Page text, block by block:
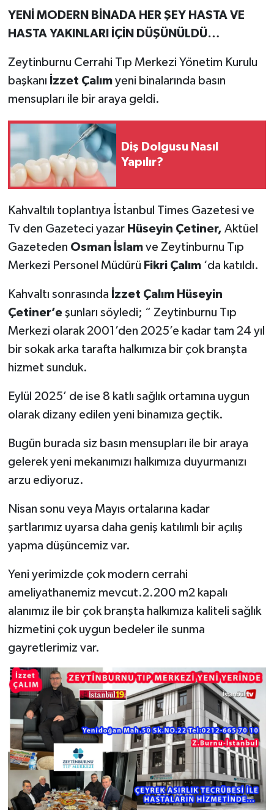
YENİ MODERN BİNADA HER ŞEY HASTA VE
HASTA YAKINLARI İÇİN DÜŞÜNÜLDÜ…
Zeytinburnu Cerrahi Tıp Merkezi Yönetim Kurulu
başkanı İzzet Çalım yeni binalarında basın
mensupları ile bir araya geldi.
Diş Dolgusu Nasıl
Yapılır?
Kahvaltılı toplantıya İstanbul Times Gazetesi ve
Tv den Gazeteci yazar Hüseyin Çetiner, Aktüel
Gazeteden Osman İslamve Zeytinburnu Tıp
Merkezi Personel Müdürü Fikri Çalım‘da katıldı.
Kahvaltı sonrasında İzzet Çalım Hüseyin
Çetiner’eşunları söyledi; “ Zeytinburnu Tıp
Merkezi olarak 2001’den 2025’e kadar tam 24 yıl
bir sokak arka tarafta halkımıza bir çok branşta
hizmet sunduk.
Eylül 2025’ de ise 8 katlı sağlık ortamına uygun
olarak dizany edilen yeni binamıza geçtik.
Bugün burada siz basın mensupları ile bir araya
gelerek yeni mekanımızı halkımıza duyurmanızı
arzu ediyoruz.
Nisan sonu veya Mayıs ortalarına kadar
şartlarımız uyarsa daha geniş katılımlı bir açılış
yapma düşüncemiz var.
Yeni yerimizde çok modern cerrahi
ameliyathanemiz mevcut.2.200 m2 kapalı
alanımız ile bir çok branşta halkımıza kaliteli sağlık
hizmetini çok uygun bedeler ile sunma
gayretlerimiz var.